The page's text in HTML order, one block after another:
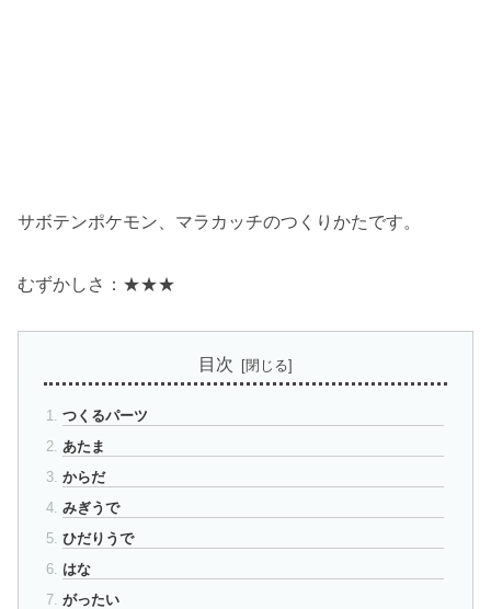
サボテンポケモン、マラカッチのつくりかたです。
むずかしさ：★★★
目次
つくるパーツ
あたま
からだ
みぎうで
ひだりうで
はな
がったい